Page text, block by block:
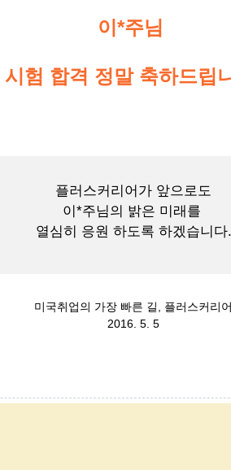
이*주님
시험 합격 정말 축하드립
플러스커리어가 앞으로도
이*주님의 밝은 미래를
열심히 응원 하도록 하겠습니다.
미국취업의 가장 빠른 길, 플러스커리어
2016. 5. 5